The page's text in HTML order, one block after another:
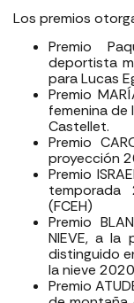
Los premios
Premio
deportista
para Lucas
Premio
femenina
Castellet.
Premio
proyección
Premio
temporada
(FCEH)
Premio
NIEVE, a
distinguido
la nieve
Premio